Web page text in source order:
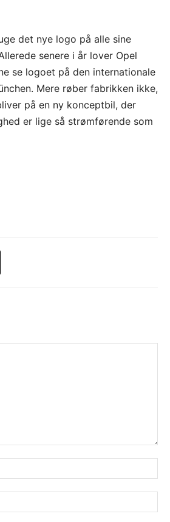
det nye logo på alle sine
senere i år lover Opel
se logoet på den internationale
Mere røber fabrikken ikke,
på en ny konceptbil, der
er lige så strømførende som